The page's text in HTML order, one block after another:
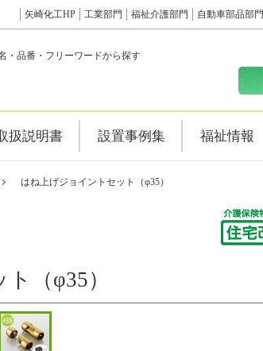
矢崎化工HP 工業部門 福祉介護部門 自動車部品部門
・品番・フリーワードから探す
扱説明書 設置事例集 福祉情報
はね上げジョイントセット（φ35）
（φ35）